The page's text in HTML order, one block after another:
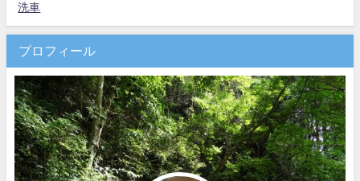
洗車
プロフィール